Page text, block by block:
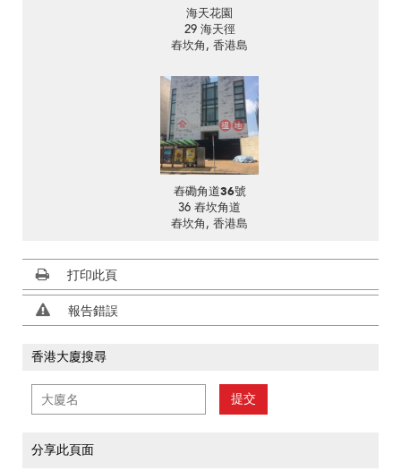
海天花園
29 海天徑
舂坎角, 香港島
舂磡角道36號
36 舂坎角道
舂坎角, 香港島
打印此頁
報告錯誤
香港大廈搜尋
提交
分享此頁面